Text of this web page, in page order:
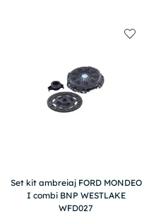
Set kit ambreiaj FORD MONDEO
I combi BNP WESTLAKE
WFD027